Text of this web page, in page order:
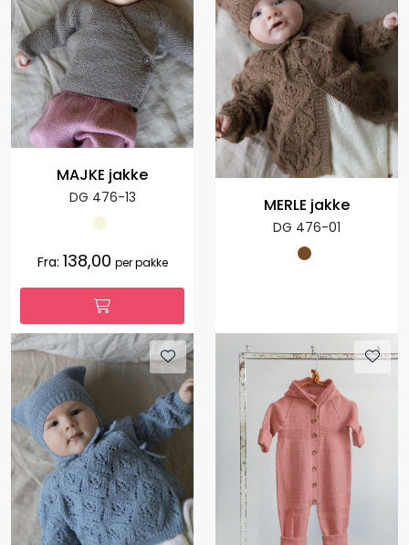
MAJKE jakke
DG 476-13
Fra: 138,00 per pakke
MERLE jakke
DG 476-01